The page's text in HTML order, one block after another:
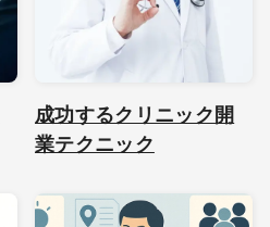
成功するクリニック開
業テクニック